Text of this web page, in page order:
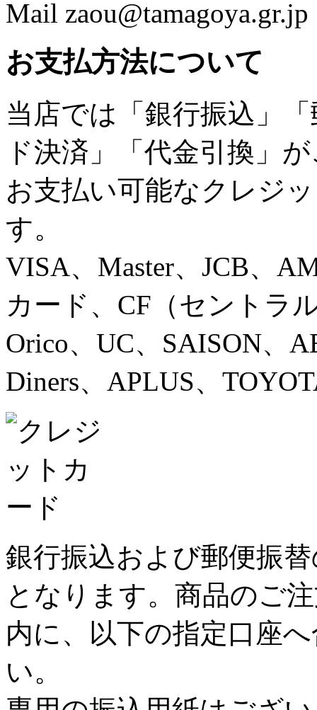
Mail zaou@tamagoya.gr.jp
お支払方法について
当店では「銀行振込」
ド決済」「代金引換」
お支払い可能なクレジ
す。
VISA、Master、JCB、
カード、CF（セントラ
Orico、UC、SAISON、
Diners、APLUS、
銀行振込および郵便振
となります。商品のご
内に、以下の指定口座
い。